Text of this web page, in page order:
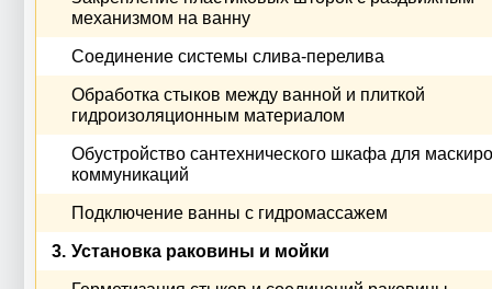
механизмом на ванну
Соединение системы слива-перелива
Обработка стыков между ванной и плиткой
гидроизоляционным материалом
Обустройство сантехнического шкафа для
коммуникаций
Подключение ванны с гидромассажем
3. Установка раковины и мойки